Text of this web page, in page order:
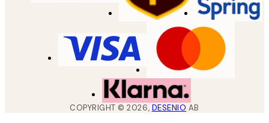
COPYRIGHT ©2026, DESENIO AB